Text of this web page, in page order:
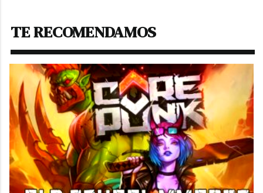
TE RECOMENDAMOS